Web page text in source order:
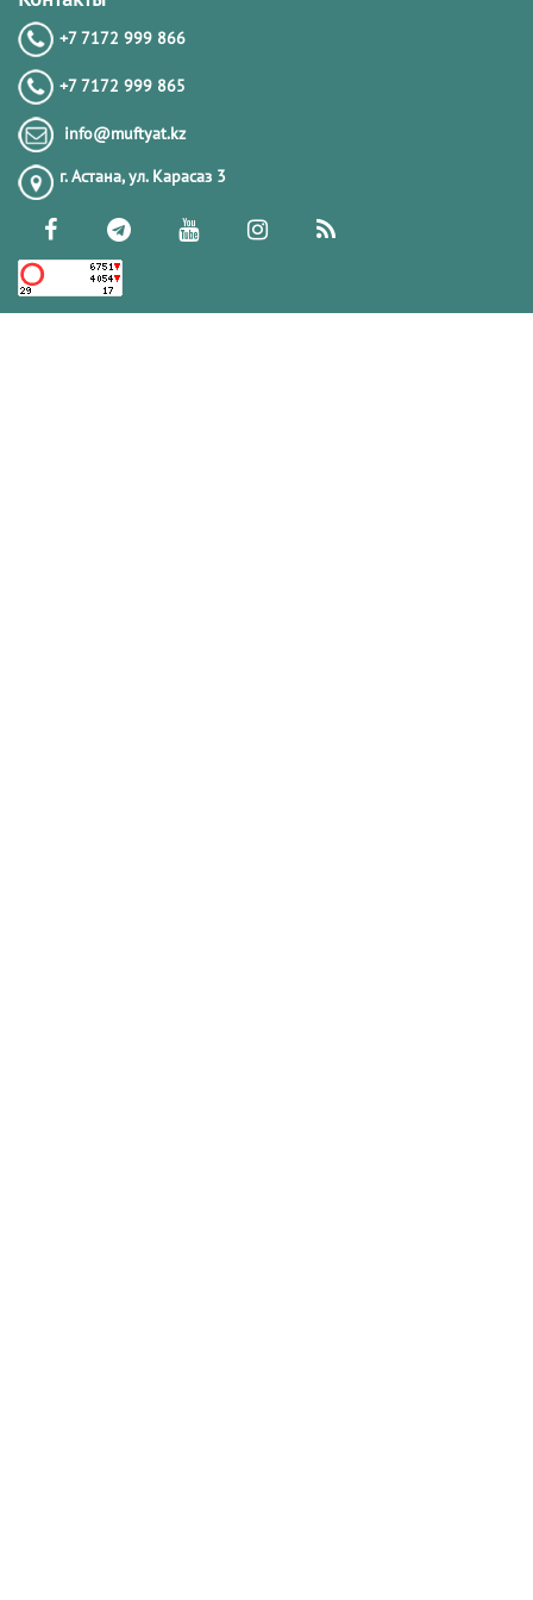
29.07.2014
Женский фикх полного омовения по
мазхабу имама Абу Ханифы
(хайд,нифас и истихада)
20.03.2014 231255
Что делать постящемуся, если он
проспал на сухур?
+7 7172 999 866
+7 7172 999 865
info@muftyat.kz
г. Астана, ул. Карасаз 3